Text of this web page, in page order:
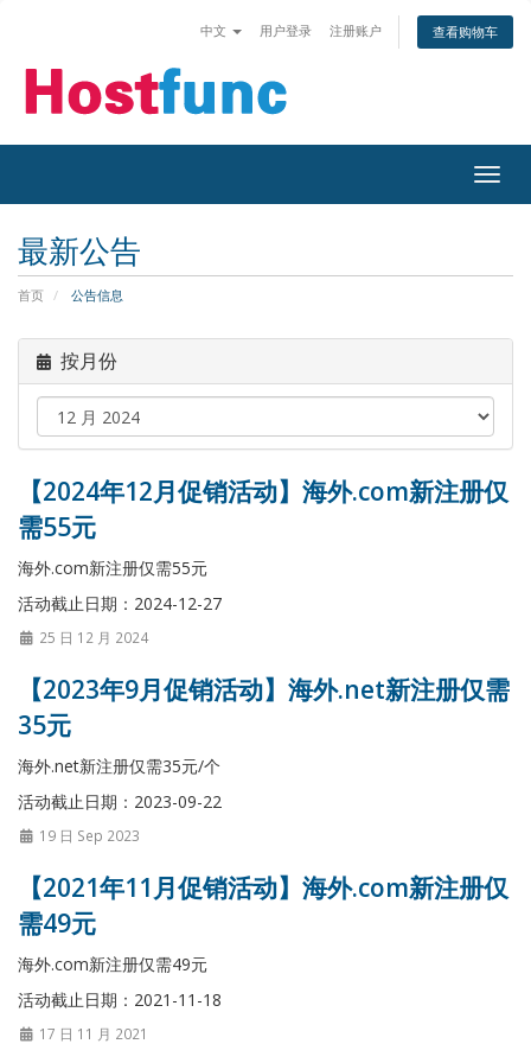
中文 用户登录 注册账户 查看购物车
最新公告
首页 公告信息
按月份
【2024年12月促销活动】海外.com新注册仅
需55元
海外.com新注册仅需55元
活动截止日期：2024-12-27
25 日 12 月 2024
【2023年9月促销活动】海外.net新注册仅需
35元
海外.net新注册仅需35元/个
活动截止日期：2023-09-22
19 日 Sep 2023
【2021年11月促销活动】海外.com新注册仅
需49元
海外.com新注册仅需49元
活动截止日期：2021-11-18
17 日 11 月 2021